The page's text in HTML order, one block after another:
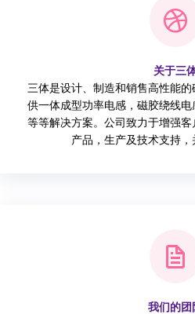
关于三
三体是设计、制造和销售高性能
供一体成型功率电感，磁胶绕线
等等解决方案。公司致力于增强
产品，生产及技术支持，
我们的团